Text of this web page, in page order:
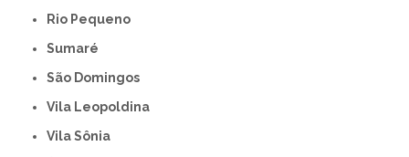
Rio Pequeno
Sumaré
São Domingos
Vila Leopoldina
Vila Sônia